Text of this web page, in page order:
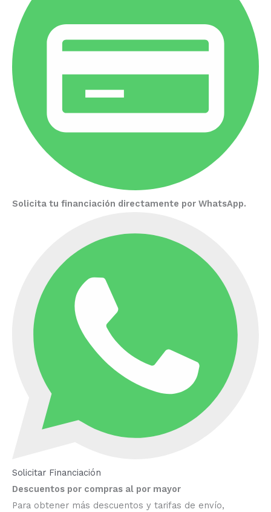
Solicita tu financiación directamente por WhatsApp.
Solicitar Financiación
Descuentos por compras al por mayor
Para obtener más descuentos y tarifas de envío,